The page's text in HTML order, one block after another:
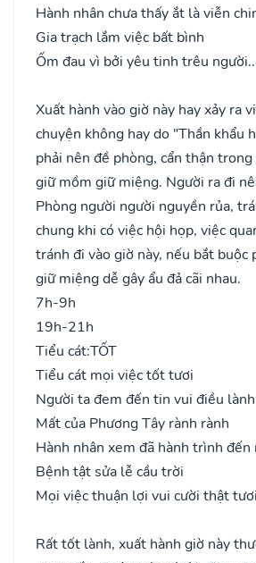
Hành nhân chưa thấy ắt là viễn
Gia trạch lắm việc bất bình
Ốm đau vì bởi yêu tinh trêu người..
Xuất hành vào giờ này hay xảy ra
chuyện không hay do "Thần khẩu
phải nên đề phòng, cẩn thận
giữ mồm giữ miệng. Người ra đi
Phòng người người nguyền rủa,
chung khi có việc hội họp, việc
tránh đi vào giờ này, nếu bắt buộc
giữ miệng dễ gây ẩu đả cãi nhau.
7h-9h
19h-21h
Tiểu cát:TỐT
Tiểu cát mọi việc tốt tươi
Người ta đem đến tin vui điều lành
Mất của Phương Tây rành rành
Hành nhân xem đã hành trình đến
Bệnh tật sửa lễ cầu trời
Mọi việc thuận lợi vui cười thật
Rất tốt lành, xuất hành giờ này